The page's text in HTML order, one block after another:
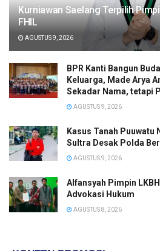
Kurniawan Saelang Terpilih
FHIL
AGUSTUS 9, 2026
BPR Kanti Bangun
Keluarga, Made Arya
Sekadar Nama, tetapi
AGUSTUS 9, 2026
Kasus Tanah Puuwatu
Sultra Desak Polda
AGUSTUS 9, 2026
Alfansyah Pimpin
Advokasi Hukum
AGUSTUS 8, 2026